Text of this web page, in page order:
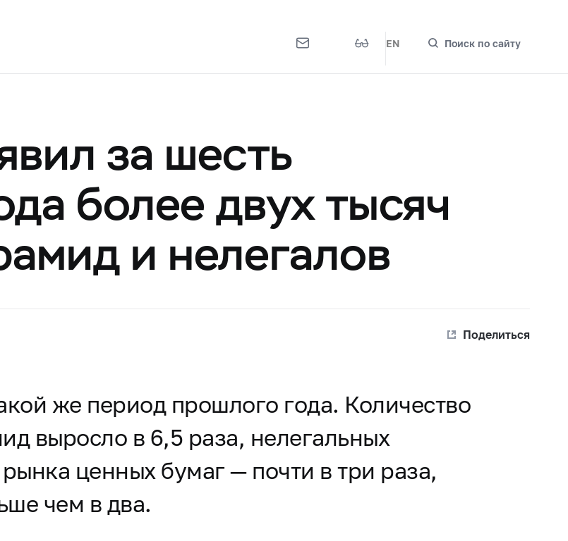
EN Поиск по сайту
за шесть
более двух тысяч
и нелегалов
Поделиться
же период прошлого года. Количество
выросло в 6,5 раза, нелегальных
ценных бумаг — почти в три раза,
чем в два.